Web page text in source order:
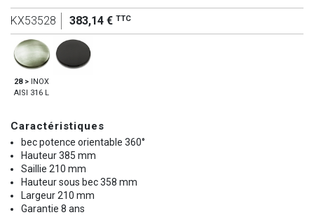
KX53528 383,14 € TTC
28 >INOX
AISI 316 L
Caractéristiques
bec potence orientable 360°
Hauteur 385 mm
Saillie 210 mm
Hauteur sous bec 358 mm
Largeur 210 mm
Garantie 8 ans